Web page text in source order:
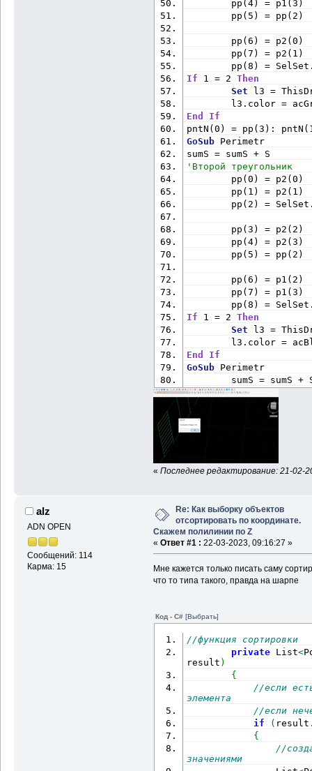
pp(4) =
pp(5) =
pp(6) =
pp(7) =
pp(8) =
If 1 = 2 Then
Set l3 =
l3.color =
End
If
pntN(0) = pp(3):
GoSub Perimetr
sumS = sumS + S
'Второй треугольник
pp(0) =
pp(1) =
pp(2) =
pp(3) =
pp(4) =
pp(5) =
pp(6) =
pp(7) =
pp(8) =
If 1 = 2 Then
Set l3 =
l3.color =
End
If
GoSub Perimetr
sumS = sumS +
If 1 = 1 Then
pntK(0) = pp(0):
pp(5)
End If
Next
Exit Sub
Perimetr:
'S = p · (p - a) · (p -
a = (p2(0) - pp(3)) ^
a = Sqr(a)
b = (pp(3) - pp(6)) ^
c = (pp(6) - pp(0)) ^
c = Sqr(c)
p = (a + b + c) / 2
S = p * (p - a) * (p
« Последнее редактирование: 21-02-
alz
ADN OPEN
Сообщений: 114
Карма: 15
Re: Как выборку объектов
отсортировать по координате.
Скажем полилинии по Z
« Ответ #1 : 22-03-2023, 09:16:27 »
Мне кажется только писать саму
что то типа такого, правда на шарпе
Код - C# [Выбрать]
//функция сортировки
private List<
result )
{
//если
элемента
//если
if
( result
{
//
значениями